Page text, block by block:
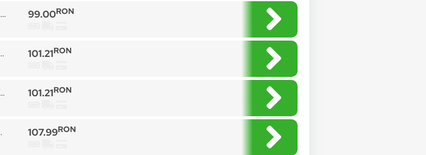
99.00RON
101.21RON
101.21RON
107.99RON